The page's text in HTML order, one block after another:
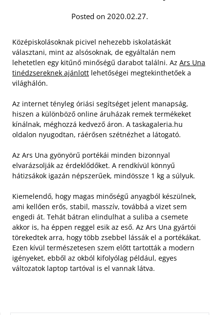
Posted on 2020.02.27.
Középiskolásoknak picivel nehezebb iskolatáskát
választani, mint az alsósoknak, de egyáltalán nem
lehetetlen egy kitűnő minőségű darabot találni. Az Ars Una
tinédzsereknek ajánlott lehetőségei megtekinthetőek a
világhálón.
Az internet tényleg óriási segítséget jelent manapság,
hiszen a különböző online áruházak remek termékeket
kínálnak, méghozzá kedvező áron. A taskagaleria.hu
oldalon nyugodtan, ráérősen szétnézhet a látogató.
Az Ars Una gyönyörű portékái minden bizonnyal
elvarázsolják az érdeklődőket. A rendkívül könnyű
hátizsákok igazán népszerűek, mindössze 1 kg a súlyuk.
Kiemelendő, hogy magas minőségű anyagból készülnek,
ami kellően erős, stabil, masszív, továbbá a vizet sem
engedi át. Tehát bátran elindulhat a suliba a csemete
akkor is, ha éppen reggel esik az eső. Az Ars Una gyártói
törekedtek arra, hogy több zsebbel lássák el a portékákat.
Ezen kívül természetesen szem előtt tartották a modern
igényeket, ebből az okból kifolyólag például, egyes
változatok laptop tartóval is el vannak látva.